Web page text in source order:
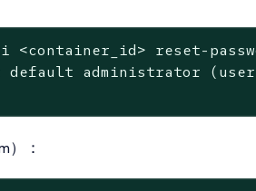
<container_id> reset-
default administrator
）：